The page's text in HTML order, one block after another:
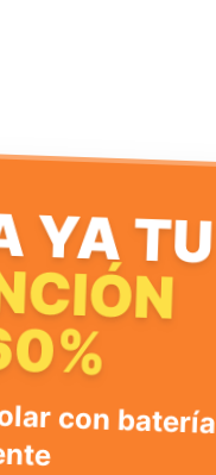
YA TU
con batería